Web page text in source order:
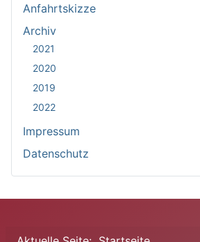
Anfahrtskizze
Archiv
2021
2020
2019
2022
Impressum
Datenschutz